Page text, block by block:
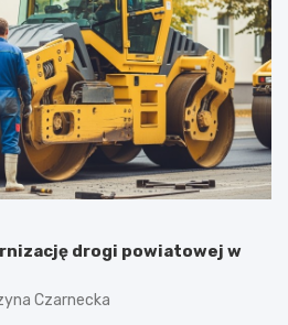
drogi powiatowej w
Czarnecka